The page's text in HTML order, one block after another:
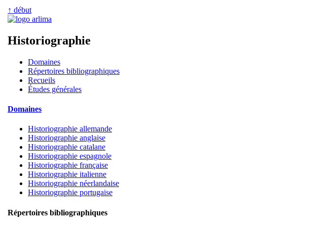
↑ début
Historiographie
Domaines
Répertoires bibliographiques
Recueils
Études générales
Domaines
Historiographie allemande
Historiographie anglaise
Historiographie catalane
Historiographie espagnole
Historiographie française
Historiographie italienne
Historiographie néerlandaise
Historiographie portugaise
Répertoires bibliographiques